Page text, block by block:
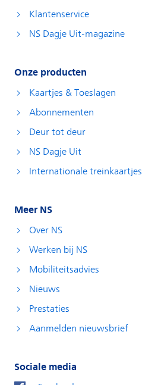
Klantenservice
NS Dagje Uit-magazine
Onze producten
Kaartjes & Toeslagen
Abonnementen
Deur tot deur
NS Dagje Uit
Internationale treinkaartjes
Meer NS
Over NS
Werken bij NS
Mobiliteitsadvies
Nieuws
Prestaties
Aanmelden nieuwsbrief
Sociale media